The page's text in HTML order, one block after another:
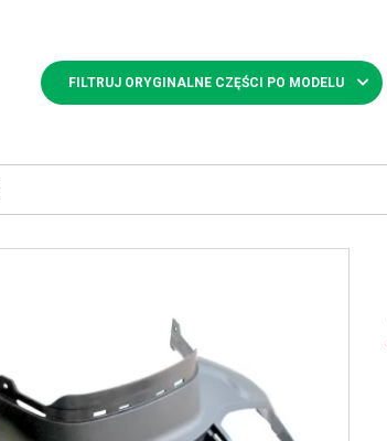
FILTRUJ ORYGINALNE CZĘŚCI PO MODELU